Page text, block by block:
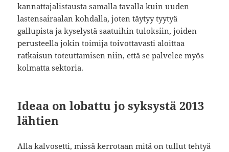
kannattajalistausta samalla tavalla kuin uuden
lastensairaalan kohdalla, joten täytyy tyytyä
gallupista ja kyselystä saatuihin tuloksiin, joiden
perusteella jokin toimija toivottavasti aloittaa
ratkaisun toteuttamisen niin, että se palvelee myös
kolmatta sektoria.
Ideaa on lobattu jo syksystä 2013
lähtien
Alla kalvosetti, missä kerrotaan mitä on tullut tehtyä